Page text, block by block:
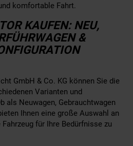
komfortable Fahrt.
KAUFEN: NEU,
&
GmbH & Co. KG können Sie die
Varianten und
als Neuwagen, Gebrauchtwagen
Ihnen eine große Auswahl an
für Ihre Bedürfnisse zu